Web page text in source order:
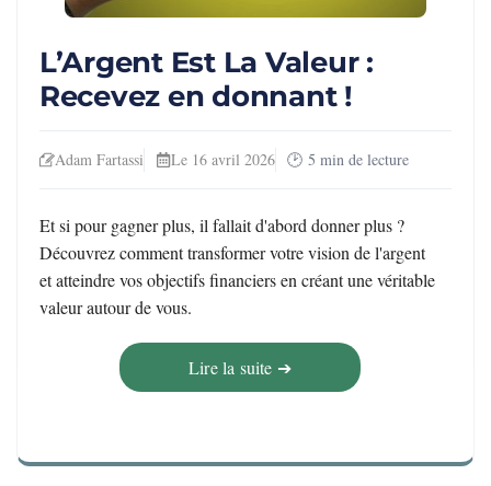
L’Argent Est La Valeur :
Recevez en donnant !
Adam Fartassi Le 16 avril 2026 5 min de lecture
Et si pour gagner plus, il fallait d'abord donner plus ?
Découvrez comment transformer votre vision de l'argent
et atteindre vos objectifs financiers en créant une véritable
valeur autour de vous.
Lire la suite ➔